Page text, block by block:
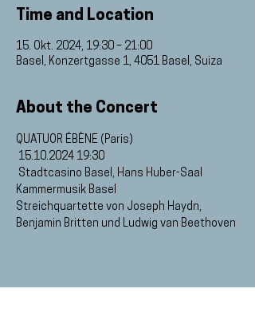
Time and Location
15. Okt. 2024, 19:30 – 21:00
Basel, Konzertgasse 1, 4051 Basel, Suiza
About the Concert
QUATUOR ÉBÈNE (Paris)
15.10.2024 19:30
Stadtcasino Basel, Hans Huber-Saal
Kammermusik Basel
Streichquartette von Joseph Haydn,
Benjamin Britten und Ludwig van Beethoven